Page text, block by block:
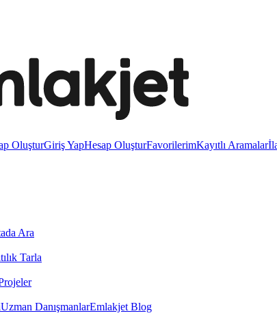
OluşturGiriş YapHesap OluşturFavorilerimKayıtlı Aramalar
Ara
Tarla
Uzman DanışmanlarEmlakjet Blog